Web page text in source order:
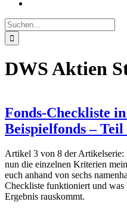
Suche
nach:
DWS Aktien
Fonds-Checkliste
Beispielfonds – Teil
Artikel 3 von 8 der
nun die einzelnen Kriterien
euch anhand von sechs
Checkliste funktioniert und
Ergebnis rauskommt.